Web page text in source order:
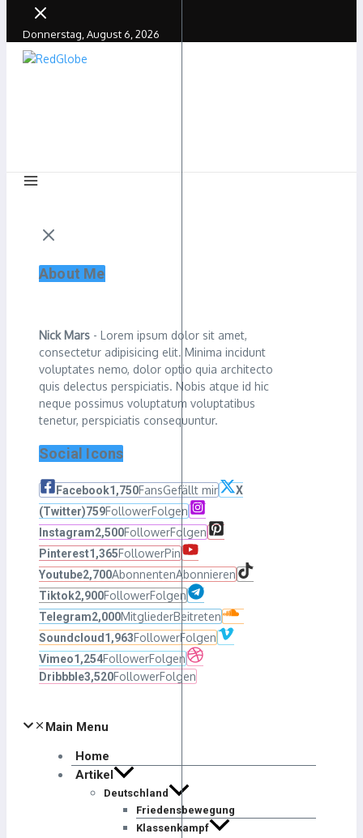
Donnerstag, August 6, 2026
About Me
Nick Mars - Lorem ipsum dolor sit amet,
consectetur adipisicing elit. Minima incidunt
voluptates nemo, dolor optio quia architecto
quis delectus perspiciatis. Nobis atque id hic
neque possimus voluptatum voluptatibus
tenetur, perspiciatis consequuntur.
Social Icons
Facebook1,750FansGefällt mir
X
(Twitter)759FollowerFolgen
Instagram2,500FollowerFolgen
Pinterest1,365FollowerPin
Youtube2,700AbonnentenAbonnieren
Tiktok2,900FollowerFolgen
Telegram2,000MitgliederBeitreten
Soundcloud 1,963FollowerFolgen
Vimeo1,254FollowerFolgen
Dribbble3,520FollowerFolgen
Main Menu
Home
Artikel
Deutschland
Friedensbewegung
Klassenkampf